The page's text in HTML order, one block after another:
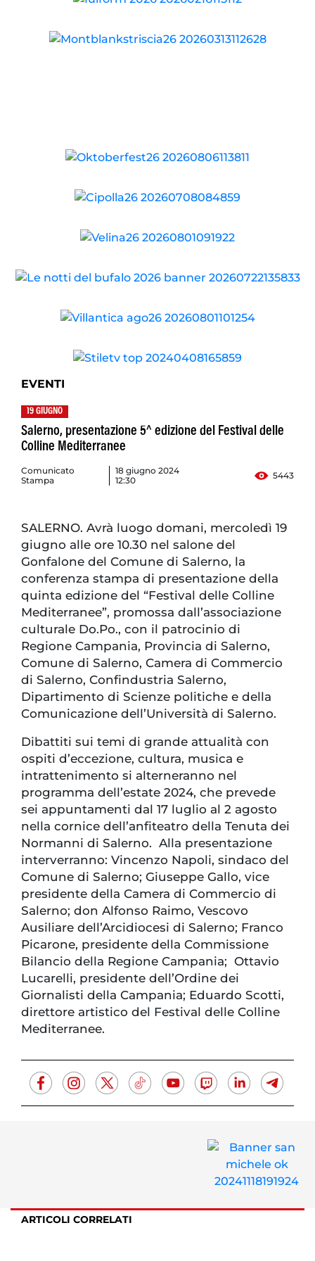
EVENTI
19 GIUGNO
Salerno, presentazione 5^ edizione del Festival delle
Colline Mediterranee
Comunicato
Stampa
18 giugno 2024
12:30
5443
SALERNO. Avrà luogo domani, mercoledì 19
giugno alle ore 10.30 nel salone del
Gonfalone del Comune di Salerno, la
conferenza stampa di presentazione della
quinta edizione del “Festival delle Colline
Mediterranee”, promossa dall’associazione
culturale Do.Po., con il patrocinio di
Regione Campania, Provincia di Salerno,
Comune di Salerno, Camera di Commercio
di Salerno, Confindustria Salerno,
Dipartimento di Scienze politiche e della
Comunicazione dell’Università di Salerno.
Dibattiti sui temi di grande attualità con
ospiti d’eccezione, cultura, musica e
intrattenimento si alterneranno nel
programma dell’estate 2024, che prevede
sei appuntamenti dal 17 luglio al 2 agosto
nella cornice dell’anfiteatro della Tenuta dei
Normanni di Salerno. Alla presentazione
interverranno: Vincenzo Napoli, sindaco del
Comune di Salerno; Giuseppe Gallo, vice
presidente della Camera di Commercio di
Salerno; don Alfonso Raimo, Vescovo
Ausiliare dell’Arcidiocesi di Salerno; Franco
Picarone, presidente della Commissione
Bilancio della Regione Campania; Ottavio
Lucarelli, presidente dell’Ordine dei
Giornalisti della Campania; Eduardo Scotti,
direttore artistico del Festival delle Colline
Mediterranee.
ARTICOLI CORRELATI